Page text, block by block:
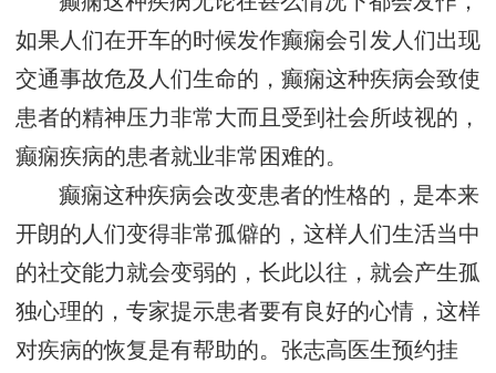
如果人们在开车的时候发作癫痫会引发人们出现
交通事故危及人们生命的，癫痫这种疾病会致使
患者的精神压力非常大而且受到社会所歧视的，
癫痫疾病的患者就业非常困难的。
癫痫这种疾病会改变患者的性格的，是本来
开朗的人们变得非常孤僻的，这样人们生活当中
的社交能力就会变弱的，长此以往，就会产生孤
独心理的，专家提示患者要有良好的心情，这样
对疾病的恢复是有帮助的。 张志高医生预约挂